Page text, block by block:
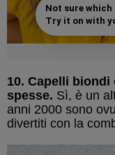
Not sure
Try it on with
10. Capelli
spesse. Sì, è un
anni 2000 sono
divertiti con la